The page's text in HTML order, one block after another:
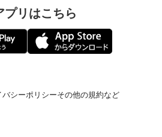
プリはこちら
バシーポリシーその他の規約など